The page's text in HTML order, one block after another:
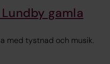
gamla
med tystnad och musik.